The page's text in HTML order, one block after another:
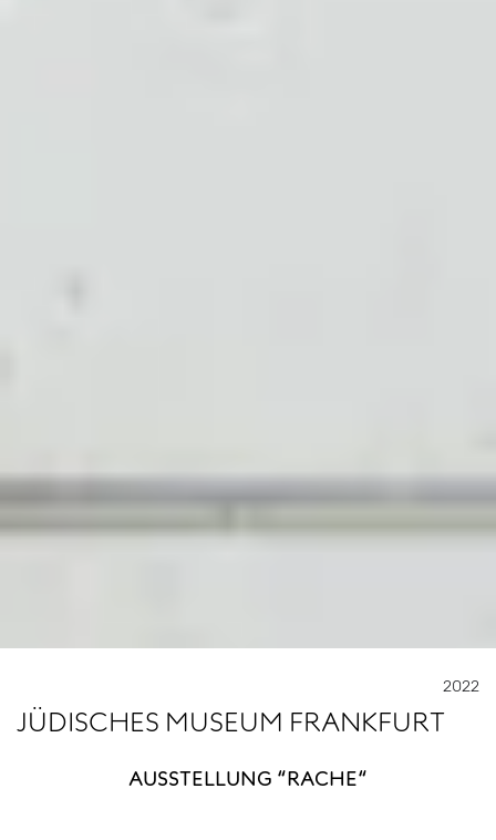
2022
JÜDISCHES MUSEUM FRANKFURT
AUSSTELLUNG “RACHE“